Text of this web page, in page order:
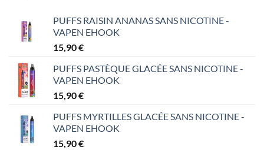
PUFFS RAISIN ANANAS SANS NICOTINE -
VAPEN EHOOK
15,90€
PUFFS PASTÈQUE GLACÉE SANS NICOTINE -
VAPEN EHOOK
15,90€
PUFFS MYRTILLES GLACÉE SANS NICOTINE -
VAPEN EHOOK
15,90€